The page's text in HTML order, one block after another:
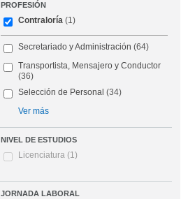
PROFESIÓN
Contraloría (1)
Secretariado y Administración (64)
Transportista, Mensajero y Conductor
(36)
Selección de Personal (34)
Ver más
NIVEL DE ESTUDIOS
Licenciatura (1)
JORNADA LABORAL